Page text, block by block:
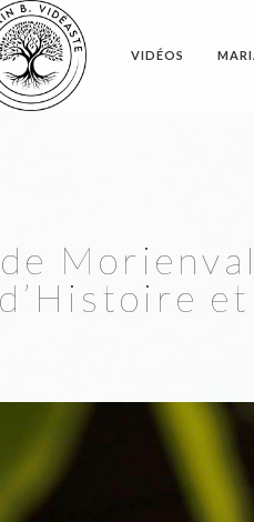
VIDÉOS
et